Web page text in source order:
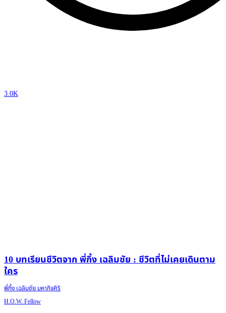
3.0K
10 บทเรียนชีวิตจาก พี่กึ้ง เฉลิมชัย : ชีวิตที่ไม่เคยเดินตาม
ใคร
พี่กึ้ง เฉลิมชัย มหากิจศิริ
H.O.W. Fellow